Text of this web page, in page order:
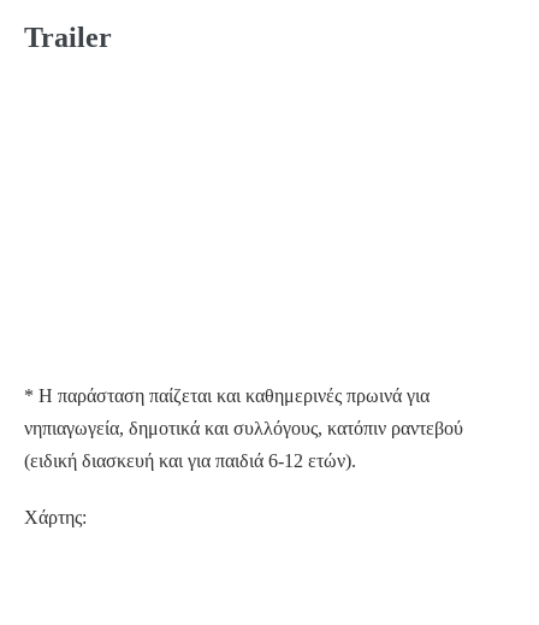
Trailer
* Η παράσταση παίζεται και καθημερινές πρωινά για
νηπιαγωγεία, δημοτικά και συλλόγους, κατόπιν ραντεβού
(ειδική διασκευή και για παιδιά 6-12 ετών).
Χάρτης: